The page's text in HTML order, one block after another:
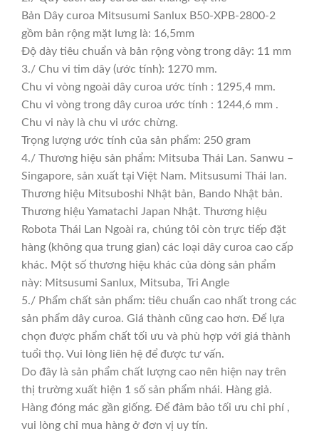
Bản Dây curoa Mitsusumi Sanlux B50-XPB-2800-2
gồm bản rộng mặt lưng là: 16,5mm
Độ dày tiêu chuẩn và bản rộng vòng trong dây: 11 mm
3./ Chu vi tim dây (ước tính): 1270 mm.
Chu vi vòng ngoài dây curoa ước tính : 1295,4 mm.
Chu vi vòng trong dây curoa ước tính : 1244,6 mm .
Chu vi này là chu vi ước chừng.
Trọng lượng ước tính của sản phẩm: 250 gram
4./ Thương hiệu sản phẩm: Mitsuba Thái Lan. Sanwu –
Singapore, sản xuất tại Việt Nam. Mitsusumi Thái lan.
Thương hiệu Mitsuboshi Nhật bản, Bando Nhật bản.
Thương hiệu Yamatachi Japan Nhật. Thương hiệu
Robota Thái Lan Ngoài ra, chúng tôi còn trực tiếp đặt
hàng (không qua trung gian) các loại dây curoa cao cấp
khác. Một số thương hiệu khác của dòng sản phẩm
này: Mitsusumi Sanlux, Mitsuba, Tri Angle
5./ Phẩm chất sản phẩm: tiêu chuẩn cao nhất trong các
sản phẩm dây curoa. Giá thành cũng cao hơn. Để lựa
chọn được phẩm chất tối ưu và phù hợp với giá thành
tuổi thọ. Vui lòng liên hệ để được tư vấn.
Do đây là sản phẩm chất lượng cao nên hiện nay trên
thị trường xuất hiện 1 số sản phẩm nhái. Hàng giả.
Hàng đóng mác gần giống. Để đảm bảo tối ưu chi phí ,
vui lòng chỉ mua hàng ở đơn vị uy tín.